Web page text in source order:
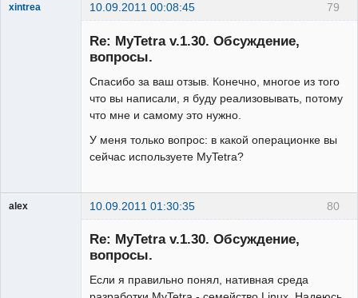
79
xintrea 10.09.2011 00:08:45
Re: MyTetra v.1.30. Обсуждение,
вопросы.
Спасибо за ваш отзыв. Конечно, многое из того
что вы написали, я буду реализовывать, потому
что мне и самому это нужно.
У меня только вопрос: в какой операционке вы
сейчас используете MyTetra?
80
alex 10.09.2011 01:30:35
Re: MyTetra v.1.30. Обсуждение,
вопросы.
Если я правильно понял, нативная среда